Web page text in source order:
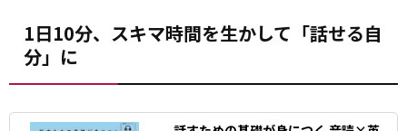
1日10分、スキマ時間を生かして「話せる自
分」に